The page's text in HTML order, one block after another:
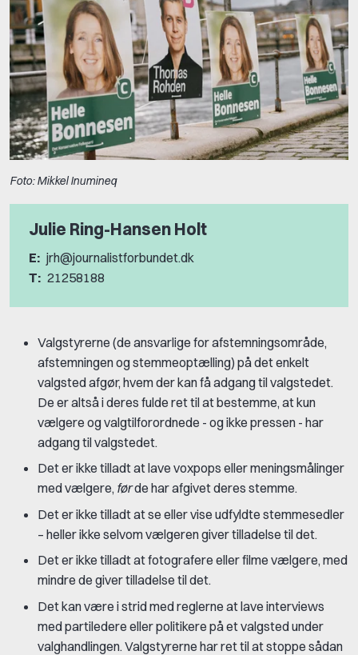
Foto: Mikkel Inumineq
Julie Ring-Hansen Holt
E: jrh@journalistforbundet.dk
T: 21258188
Valgstyrerne (de ansvarlige for afstemningsområde,
afstemningen og stemmeoptælling) på det enkelt
valgsted afgør, hvem der kan få adgang til valgstedet.
De er altså i deres fulde ret til at bestemme, at kun
vælgere og valgtilforordnede - og ikke pressen - har
adgang til valgstedet.
Det er ikke tilladt at lave voxpops eller meningsmålinger
med vælgere, førde har afgivet deres stemme.
Det er ikke tilladt at se eller vise udfyldte stemmesedler
– heller ikke selvom vælgeren giver tilladelse til det.
Det er ikke tilladt at fotografere eller filme vælgere, med
mindre de giver tilladelse til det.
Det kan være i strid med reglerne at lave interviews
med partiledere eller politikere på et valgsted under
valghandlingen. Valgstyrerne har ret til at stoppe sådan